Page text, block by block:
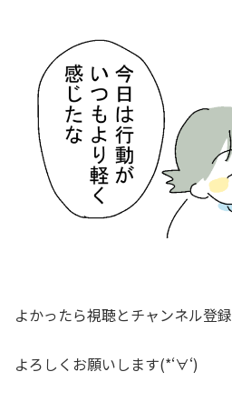
よかったら視聴とチャンネル登録
よろしくお願いします(*‘∀‘)